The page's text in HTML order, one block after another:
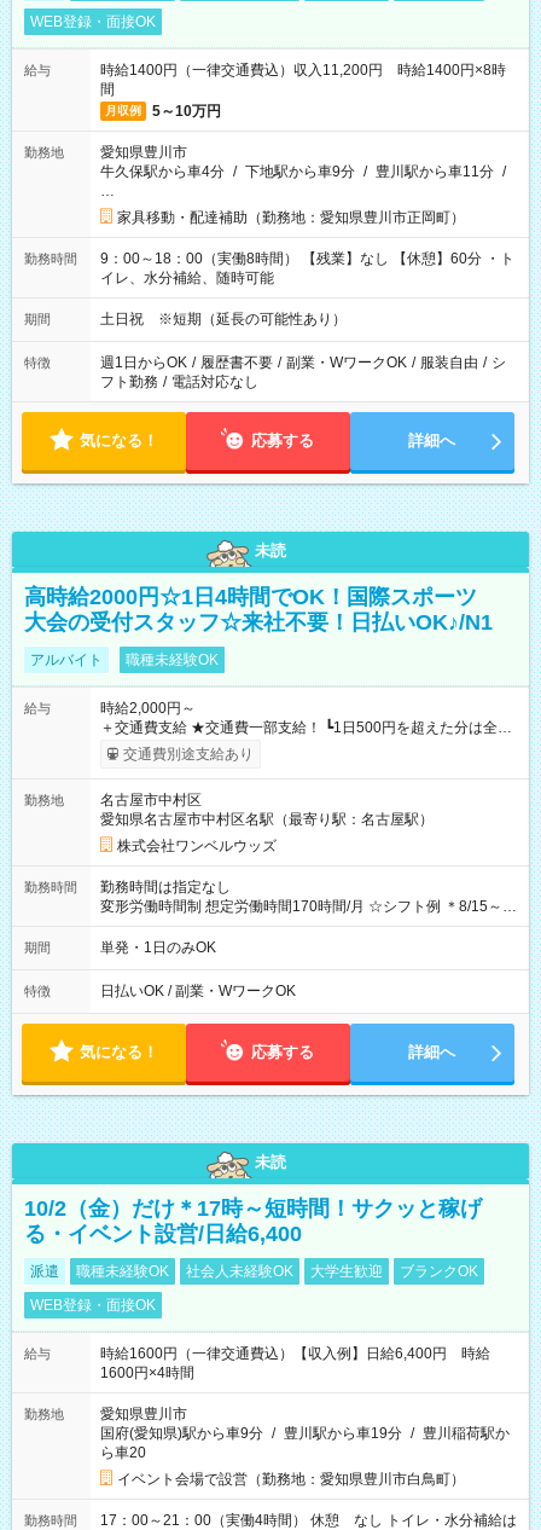
WEB登録・面接OK
給与
時給1400円（一律交通費込）収入11,200円 時給1400円×8時
間
月収例 5～10万円
勤務地
愛知県豊川市
牛久保駅から車4分 / 下地駅から車9分 / 豊川駅から車11分 /
…
家具移動・配達補助（勤務地：愛知県豊川市正岡町）
勤務時間
9：00～18：00（実働8時間） 【残業】なし 【休憩】60分 ・ト
イレ、水分補給、随時可能
期間 土日祝 ※短期（延長の可能性あり）
特徴 週1日からOK / 履歴書不要 / 副業・WワークOK / 服装自由 / シ
フト勤務 / 電話対応なし
気になる！ 応募する 詳細へ
未読
高時給2000円☆1日4時間でOK！国際スポーツ
大会の受付スタッフ☆来社不要！日払いOK♪/N1
アルバイト 職種未経験OK
給与
時給2,000円～
＋交通費支給 ★交通費一部支給！ ┗1日500円を超えた分は全額
支給！ ※往復500円以内の方は自己負担となります ★日払い
OK！（規定あり） ┗働いたその日に現金GET♪ お仕事後はコン
期間なし
交通費別途支給あり
勤務地
名古屋市中村区
愛知県名古屋市中村区名駅（最寄り駅：名古屋駅）
株式会社ワンベルウッズ
勤務時間
勤務時間は指定なし
変形労働時間制 想定労働時間170時間/月 ☆シフト例 ＊8/15～
10/26 全日共通 08：00～12：00 17：00～21：00 ＊8/31
～9/19のみ下記シフトもあります！ 12：00～16：00 ＊9/6～
00
期間 単発・1日のみOK
特徴 日払いOK / 副業・WワークOK
気になる！ 応募する 詳細へ
未読
10/2（金）だけ＊17時～短時間！サクッと稼げ
る・イベント設営/日給6,400
派遣 職種未経験OK 社会人未経験OK 大学生歓迎
ブランクOK
WEB登録・面接OK
給与
時給1600円（一律交通費込）【収入例】日給6,400円 時給
1600円×4時間
勤務地
愛知県豊川市
国府(愛知県)駅から車9分 / 豊川駅から車19分 / 豊川稲荷駅か
ら車20
イベント会場で設営（勤務地：愛知県豊川市白鳥町）
勤務時間
17：00～21：00（実働4時間） 休憩 なし トイレ・水分補給は